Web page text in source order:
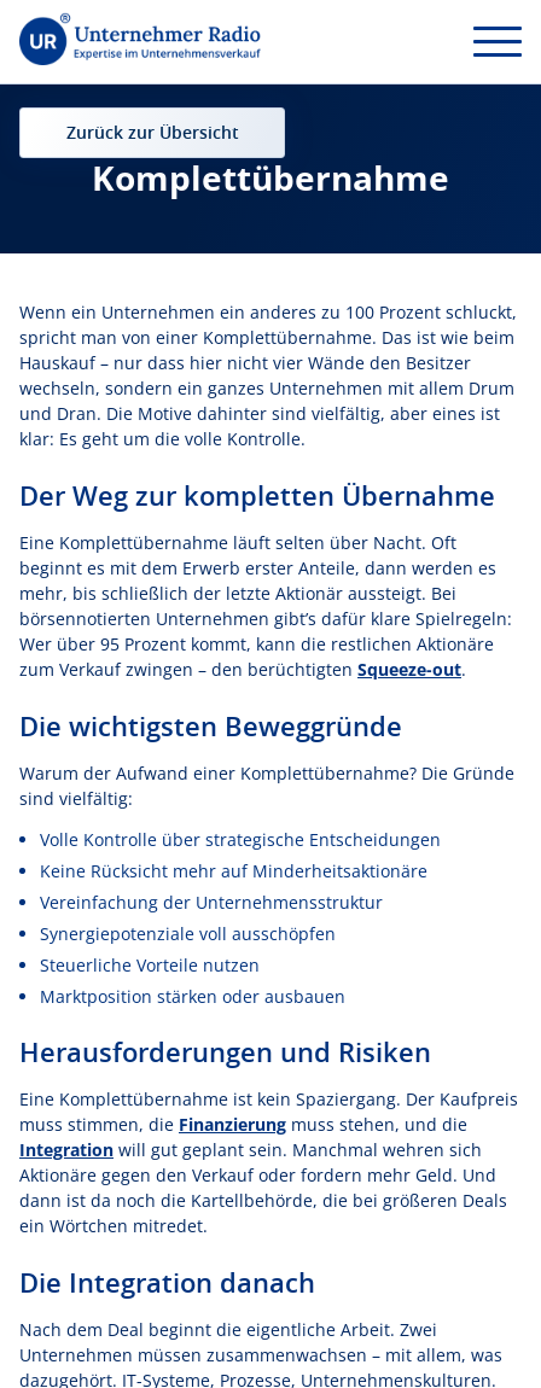
Zurück zur Übersicht
Komplettübernahme
Wenn ein Unternehmen ein anderes zu 100 Prozent schluckt,
spricht man von einer Komplettübernahme. Das ist wie beim
Hauskauf – nur dass hier nicht vier Wände den Besitzer
wechseln, sondern ein ganzes Unternehmen mit allem Drum
und Dran. Die Motive dahinter sind vielfältig, aber eines ist
klar: Es geht um die volle Kontrolle.
Der Weg zur kompletten Übernahme
Eine Komplettübernahme läuft selten über Nacht. Oft
beginnt es mit dem Erwerb erster Anteile, dann werden es
mehr, bis schließlich der letzte Aktionär aussteigt. Bei
börsennotierten Unternehmen gibt’s dafür klare Spielregeln:
Wer über 95 Prozent kommt, kann die restlichen Aktionäre
zum Verkauf zwingen – den berüchtigten Squeeze-out.
Die wichtigsten Beweggründe
Warum der Aufwand einer Komplettübernahme? Die Gründe
sind vielfältig:
Volle Kontrolle über strategische Entscheidungen
Keine Rücksicht mehr auf Minderheitsaktionäre
Vereinfachung der Unternehmensstruktur
Synergiepotenziale voll ausschöpfen
Steuerliche Vorteile nutzen
Marktposition stärken oder ausbauen
Herausforderungen und Risiken
Eine Komplettübernahme ist kein Spaziergang. Der Kaufpreis
muss stimmen, die Finanzierung muss stehen, und die
Integration will gut geplant sein. Manchmal wehren sich
Aktionäre gegen den Verkauf oder fordern mehr Geld. Und
dann ist da noch die Kartellbehörde, die bei größeren Deals
ein Wörtchen mitredet.
Die Integration danach
Nach dem Deal beginnt die eigentliche Arbeit. Zwei
Unternehmen müssen zusammenwachsen – mit allem, was
dazugehört. IT-Systeme, Prozesse, Unternehmenskulturen.